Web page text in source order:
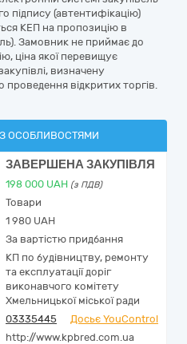
підпису (автентифікацію)
КЕП на пропозицію в
Замовник не приймає до
ціна якої перевищує
визначену
відкритих торгів.
З ОСОБЛИВОСТЯМИ
ЗАВЕРШЕНА ЗАКУПІВЛЯ
198 000 UAH (з ПДВ)
Товари
1 980 UAH
За вартістю придбання
КП по будівництву, ремонту
та експлуатації доріг
виконавчого комітету
Хмельницької міської ради
03335445
Досьє YouControl
http://www.kpbred.com.ua